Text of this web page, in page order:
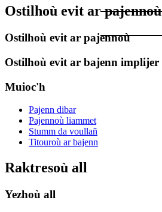
Ostilhoù evit ar pajennoù
Ostilhoù evit ar pajennoù
Ostilhoù evit ar bajenn implijer
Muioc'h
Pajenn dibar
Pajennoù liammet
Stumm da voullañ
Titouroù ar bajenn
Raktresoù all
Yezhoù all